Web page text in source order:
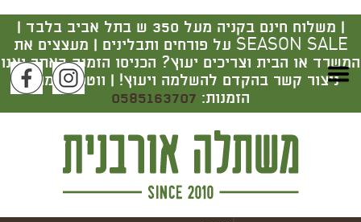
משלוח חינם בקניה מעל 350 ש בתל אביב בלבד |
SEASON SALE על פורחים ותבלינים | מעצצים את
המשרד או הבית וצריכים יעוץ? הכניסו הזמנה באתר ואנו
ניצור קשר בהקדם להשלמה ויעוץ! | ווטסאפ מרכז
הזמנות: 0585163707